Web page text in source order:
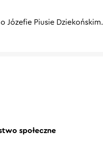
Józefie Piusie Dziekońskim.
społeczne